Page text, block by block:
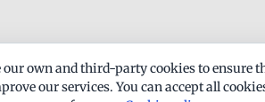
our own and third-party cookies to ensure
our services. You can accept all